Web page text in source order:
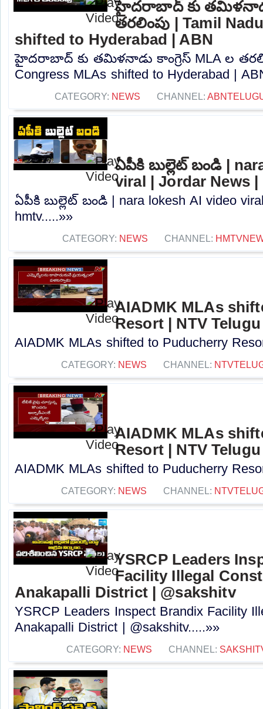
హైదరాబాద్ కు తమిళనాడు
తరలింపు | Tamil
shifted to Hyderabad | ABN
హైదరాబాద్ కు తమిళనాడు కాంగ్రెస్ MLA ల
Congress MLAs shifted to Hyderabad |
CATEGORY: NEWS CHANNEL:
ఏపీకి బుల్లెట్ బండి |
viral | Jordar News |
ఏపీకి బుల్లెట్ బండి | nara lokesh AI video
hmtv.....»»
CATEGORY: NEWS CHANNEL:
AIADMK MLAs
Resort | NTV Telugu
AIADMK MLAs shifted to Puducherry
CATEGORY: NEWS CHANNEL:
AIADMK MLAs
Resort | NTV Telugu
AIADMK MLAs shifted to Puducherry
CATEGORY: NEWS CHANNEL:
YSRCP Leaders
Facility Illegal
Anakapalli District | @sakshitv
YSRCP Leaders Inspect Brandix Facility
Anakapalli District | @sakshitv.....»»
CATEGORY: NEWS CHANNEL: